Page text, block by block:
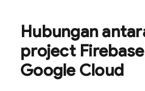
Hubungan
project
Google Cloud